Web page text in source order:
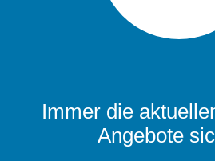
Immer die
Angebote